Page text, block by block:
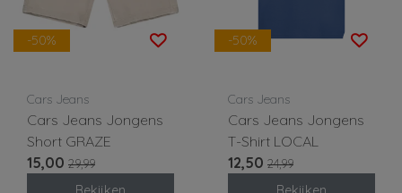
-50%
Cars Jeans
Cars Jeans Jongens
Short GRAZE
15,00 29,99
-50%
Cars Jeans
Cars Jeans Jongens
T-Shirt LOCAL
12,50 24,99